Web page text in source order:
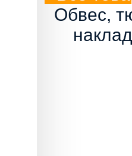
Обвес,